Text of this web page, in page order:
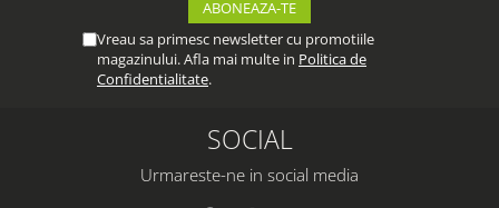
Vreau sa primesc newsletter cu promotiile
magazinului. Afla mai multe in Politica de
Confidentialitate.
SOCIAL
Urmareste-ne in social media